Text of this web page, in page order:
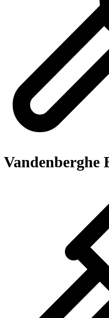
Vandenberghe